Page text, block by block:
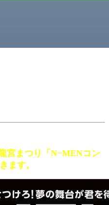
宮まつり「N−MENコン
ます。